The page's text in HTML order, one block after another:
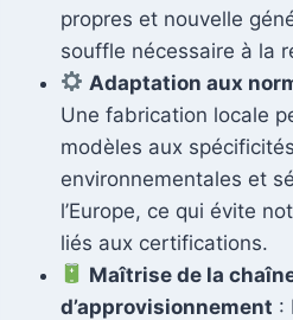
propres et nouvelle
souffle nécessaire à la
Adaptation aux
Une fabrication locale
modèles aux
environnementales et
l’Europe, ce qui évite
liés aux certifications.
Maîtrise de la
d’approvisionnement :